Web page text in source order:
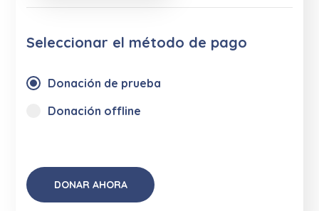
Seleccionar el método de pago
Donación de prueba
Donación offline